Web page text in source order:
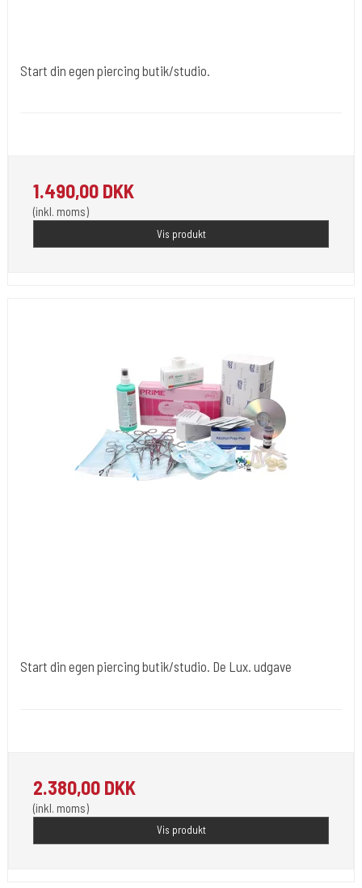
Start din egen piercing butik/studio.
1.490,00 DKK
(inkl. moms)
Vis produkt
Start din egen piercing butik/studio. De Lux. udgave
2.380,00 DKK
(inkl. moms)
Vis produkt